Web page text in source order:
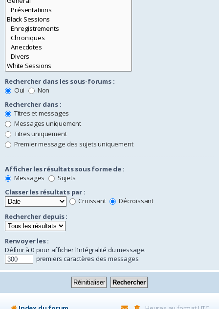
Rechercher dans les sous-forums :
Oui
Non
Rechercher dans :
Titres et messages
Messages uniquement
Titres uniquement
Premier message des sujets uniquement
Afficher les résultats sous forme de :
Messages
Sujets
Classer les résultats par :
Croissant
Décroissant
Rechercher depuis :
Renvoyer les :
Définir à 0 pour afficher l’intégralité du message.
premiers caractères des messages